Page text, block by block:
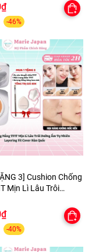
-46%
3] Cushion Chống
Mịn Lì Lâu Trôi
Quốc
-40%